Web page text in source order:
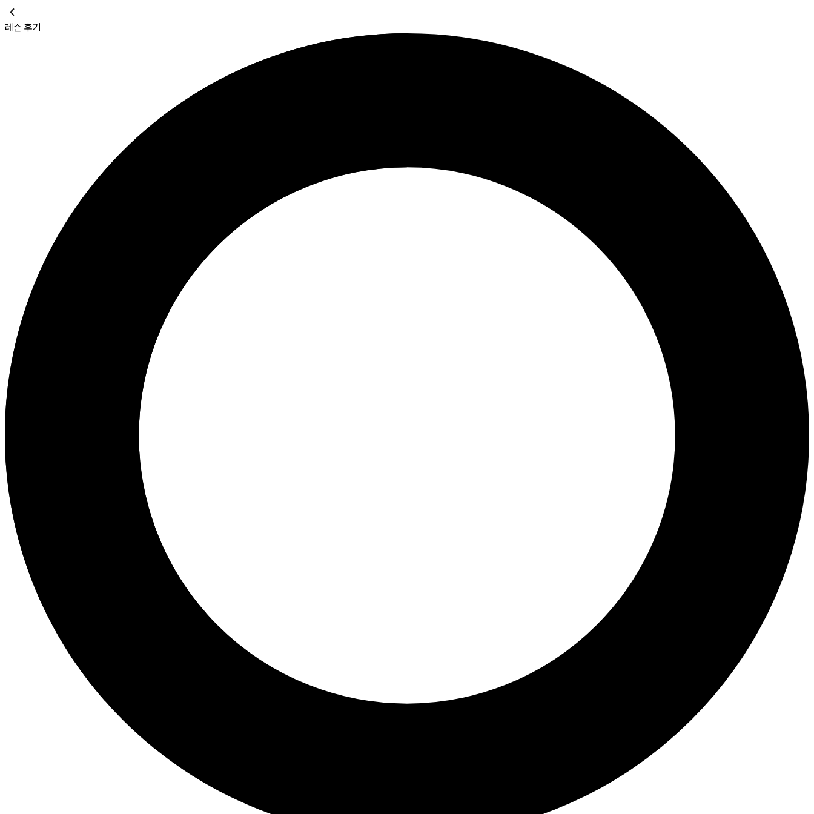
레슨 후기